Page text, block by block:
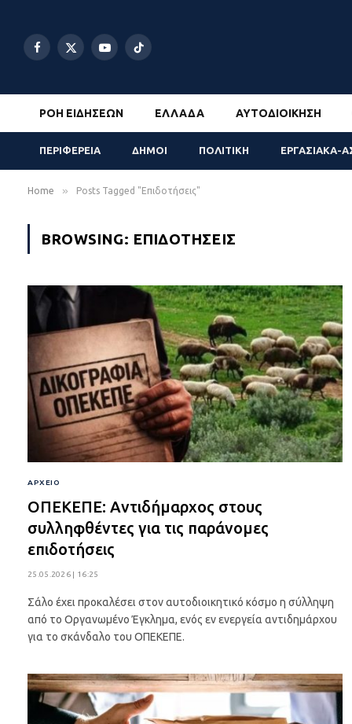
Facebook
X
YouTubeTikTok
ΡΟΉ ΕΙΔΉΣΕΩΝ ΕΛΛΆΔΑ ΑΥΤΟΔΙΟΊΚΗΣΗ
ΠΕΡΙΦΕΡΕΙΑ ΔΗΜΟΙ ΠΟΛΙΤΙΚΗ ΕΡΓΑΣΙΑΚΑ-
Home » Posts Tagged "Επιδοτήσεις"
BROWSING: ΕΠΙΔΟΤΉΣΕΙΣ
ΑΡΧΕΙΟ
ΟΠΕΚΕΠΕ: Αντιδήμαρχος στους
συλληφθέντες για τις παράνομες
επιδοτήσεις
25.05.2026 | 16:25
Σάλο έχει προκαλέσει στον αυτοδιοικητικό κόσμο η σύλληψη
από το Οργανωμένο Έγκλημα, ενός εν ενεργεία αντιδημάρχου
για το σκάνδαλο του ΟΠΕΚΕΠΕ.